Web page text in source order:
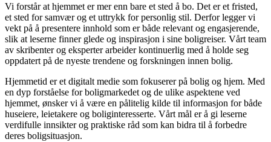
Vi forstår at hjemmet er mer enn bare et sted å bo. Det er et fristed,
et sted for samvær og et uttrykk for personlig stil. Derfor legger vi
vekt på å presentere innhold som er både relevant og engasjerende,
slik at leserne finner glede og inspirasjon i sine boligreiser. Vårt team
av skribenter og eksperter arbeider kontinuerlig med å holde seg
oppdatert på de nyeste trendene og forskningen innen bolig.
Hjemmetid er et digitalt medie som fokuserer på bolig og hjem. Med
en dyp forståelse for boligmarkedet og de ulike aspektene ved
hjemmet, ønsker vi å være en pålitelig kilde til informasjon for både
huseiere, leietakere og boliginteresserte. Vårt mål er å gi leserne
verdifulle innsikter og praktiske råd som kan bidra til å forbedre
deres boligsituasjon.